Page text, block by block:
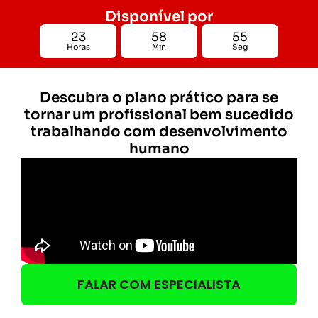
Disponível por
23
Horas
58
Min
55
Seg
Descubra o plano prático para se
tornar um profissional bem sucedido
trabalhando com desenvolvimento
humano
FALAR COM ESPECIALISTA